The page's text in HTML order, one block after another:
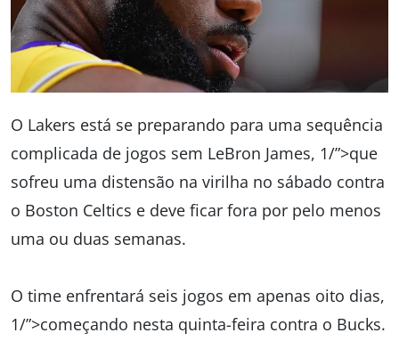
O Lakers está se preparando para uma sequência
complicada de jogos sem LeBron James, 1/”>que
sofreu uma distensão na virilha no sábado contra
o Boston Celtics e deve ficar fora por pelo menos
uma ou duas semanas.
O time enfrentará seis jogos em apenas oito dias,
1/”>começando nesta quinta-feira contra o Bucks.